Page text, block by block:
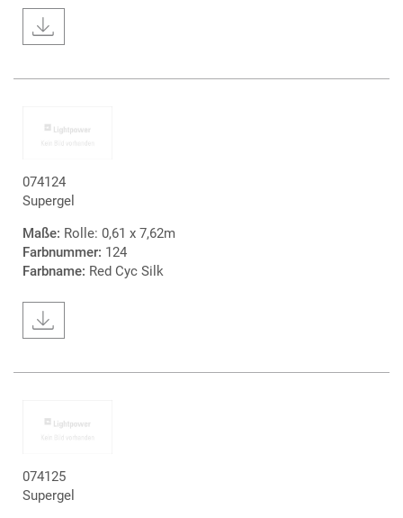
074124
Supergel
Maße: Rolle: 0,61 x 7,62m
Farbnummer: 124
Farbname: Red Cyc Silk
074125
Supergel